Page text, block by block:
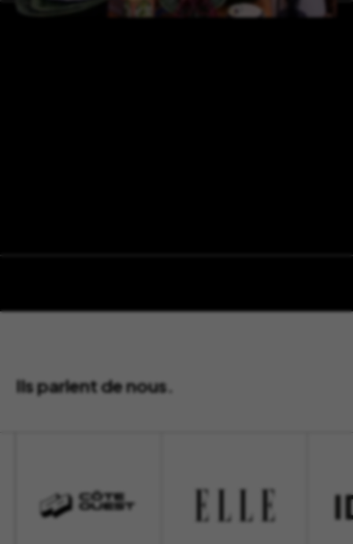
Ils parlent de nous.